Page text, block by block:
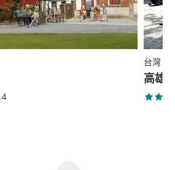
台灣 ·
高雄